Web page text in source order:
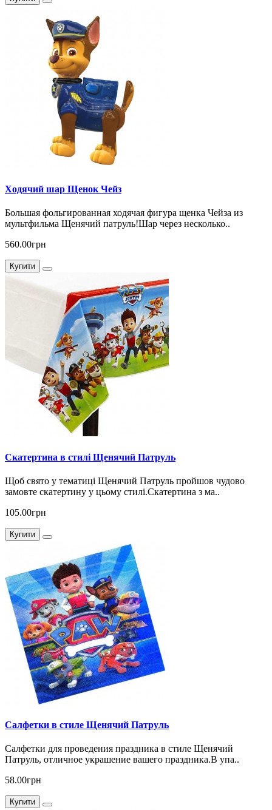
Ходячий шар Щенок Чейз
Большая фольгированная ходячая фигура щенка Чейза из
мультфильма Щенячий патруль!Шар через несколько..
560.00грн
Купити
Скатертина в стилі Щенячий Патруль
Щоб свято у тематиці Щенячий Патруль пройшов чудово
замовте скатертину у цьому стилі.Скатертина з ма..
105.00грн
Купити
Салфетки в стиле Щенячий Патруль
Салфетки для проведения праздника в стиле Щенячий
Патруль, отличное украшение вашего праздника.В упа..
58.00грн
Купити